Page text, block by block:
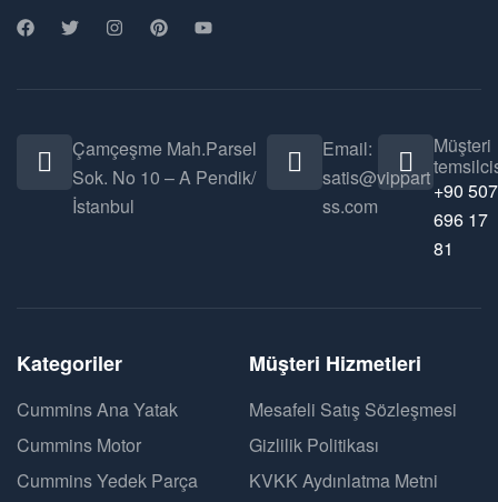
Çamçeşme Mah.Parsel
Sok. No 10 – A Pendik/
İstanbul
Email:
satis@vippart
ss.com
Müşteri
+90 507
696 17
81
Kategoriler
Cummins Ana Yatak
Cummins Motor
Cummins Yedek Parça
Müşteri Hizmetleri
Mesafeli Satış Sözleşmesi
Gizlilik Politikası
KVKK Aydınlatma Metni